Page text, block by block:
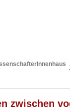
zwischen